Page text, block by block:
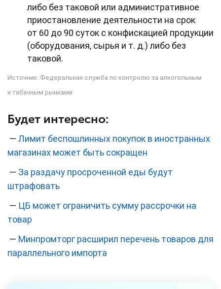
либо без таковой или административное
приостановление деятельности на срок
от 60 до 90 суток с конфискацией продукции
(оборудования, сырья и т. д.) либо без
таковой.
Источник: Федеральная служба по контролю за алкогольным
и табачным рынками
Будет интересно:
— Лимит беспошлинных покупок в иностранных
магазинах может быть сокращен
— За раздачу просроченной еды будут
штрафовать
— ЦБ может ограничить сумму рассрочки на
товар
— Минпромторг расширил перечень товаров для
параллельного импорта